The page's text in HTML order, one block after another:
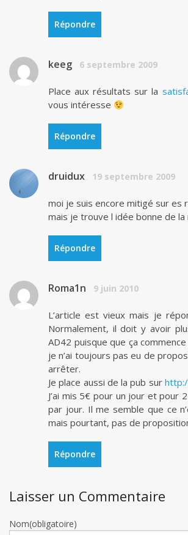
Répondre
keeg 6 septembre 2009
Place aux résultats sur la
vous intéresse
Répondre
druidux 19 septembre 2009
moi je suis encore mitigé sur es
mais je trouve l idée bonne de la
Répondre
Roma1n 9 juin 2010
L’article est vieux mais je
Normalement, il doit y avoir
AD42 puisque que ça
je n’ai toujours pas eu de
arrêter.
Je place aussi de la pub sur
J’ai mis 5€ pour un jour et pour
par jour. Il me semble que ce
mais pourtant, pas de
Répondre
Laisser un Commentaire
Nom(obligatoire)